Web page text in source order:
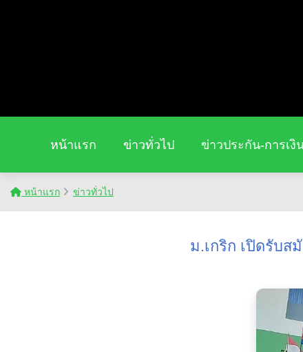
หน้าแรก ข่าวทั่วไป ข่าวประกัน-การเงิ
หน้าแรก ข่าวทั่วไป
ม.เกริก เปิดรับ